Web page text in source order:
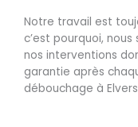
Notre travail est
c’est pourquoi,
nos interventions
garantie après
débouchage à